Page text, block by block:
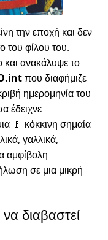
την εποχή και δεν
του φίλου του.
και ανακάλυψε το
που διαφήμιζε
ημερομηνία του
έδειχνε
🚩 κόκκινη σημαία
γαλλικά,
αμφίβολη
σε μια μικρή
διαβαστεί